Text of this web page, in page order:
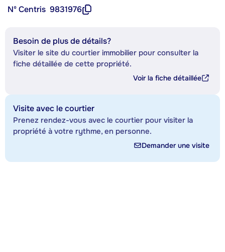
Nº Centris 9831976
Besoin de plus de détails?
Visiter le site du courtier immobilier pour consulter la
fiche détaillée de cette propriété.
Voir la fiche détaillée
Visite avec le courtier
Prenez rendez-vous avec le courtier pour visiter la
propriété à votre rythme, en personne.
Demander une visite